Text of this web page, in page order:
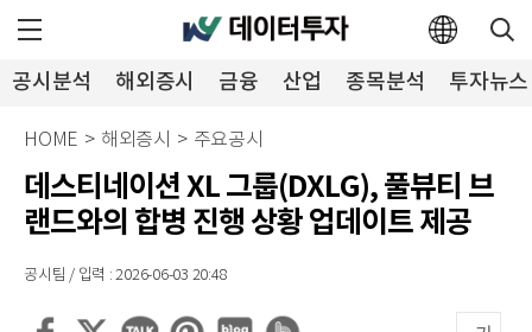
공시분석 해외증시 금융 산업 종목분석 투자뉴스
HOME > 해외증시 > 주요공시
데스티네이션 XL 그룹(DXLG), 풀뷰티 브
랜드와의 합병 진행 상황 업데이트 제공
공시팀 / 입력 : 2026-06-03 20:48